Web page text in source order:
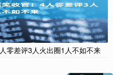
零差评3人火出圈1人不如不来